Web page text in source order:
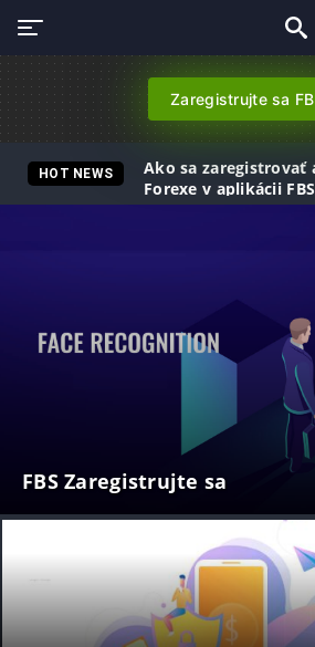
Zaregistrujte sa
HOT NEWS
Ako sa zaregistrovať
Forexe v aplikácii
FBS Zaregistrujte sa